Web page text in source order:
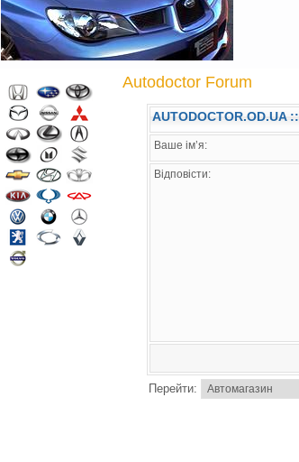
Autodoctor Forum
AUTODOCTOR.OD.UA::
Ваше ім’я:
Відповісти:
Перейти: